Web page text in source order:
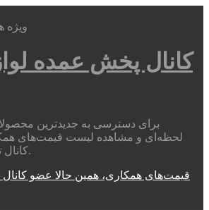
ویژه
کانال پخش عمده
برای دسترسی به جدیدترین
لحظه‌ای و مشاهده لیست قیمت‌های
کانال تلگرام کف بازار شوید.
قیمت‌های همکاری، همین حالا عضو کانال